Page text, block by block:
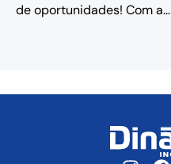
de oportunidades! Com a...